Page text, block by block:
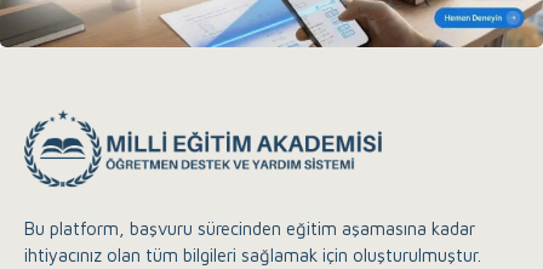
Bu platform, başvuru sürecinden eğitim aşamasına kadar
ihtiyacınız olan tüm bilgileri sağlamak için oluşturulmuştur.